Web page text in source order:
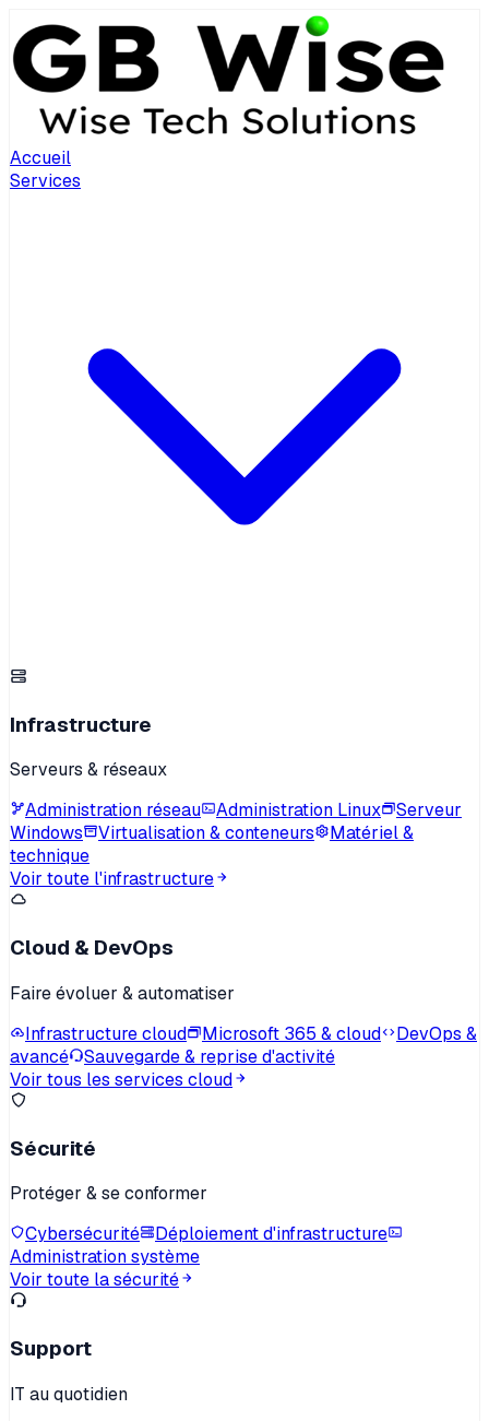
Accueil
Services
Infrastructure
Serveurs & réseaux
Administration réseau
Administration Linux
Serveur
Windows
Virtualisation & conteneurs
Matériel &
technique
Voir toute l'infrastructure
Cloud & DevOps
Faire évoluer & automatiser
Infrastructure cloud
Microsoft 365 & cloud
DevOps &
avancé
Sauvegarde & reprise d'activité
Voir tous les services cloud
Sécurité
Protéger & se conformer
Cybersécurité
Déploiement d'infrastructure
Administration système
Voir toute la sécurité
Support
IT au quotidien